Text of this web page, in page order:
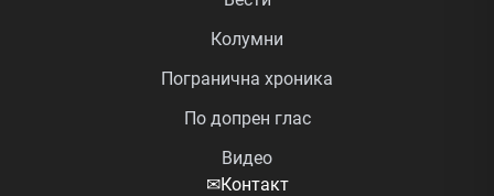
Колумни
Погранична хроника
По допрен глас
Видео
✉Контакт